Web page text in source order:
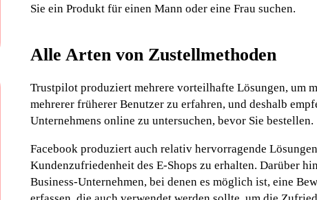
Sie ein Produkt für einen Mann oder eine Frau suchen.
Alle Arten von Zustellmethoden
Trustpilot produziert mehrere vorteilhafte Lösungen, um
mehrerer früherer Benutzer zu erfahren, und deshalb
Unternehmens online zu untersuchen, bevor Sie bestellen.
Facebook produziert auch relativ hervorragende
Kundenzufriedenheit des E-Shops zu erhalten. Darüber
Business-Unternehmen, bei denen es möglich ist, eine